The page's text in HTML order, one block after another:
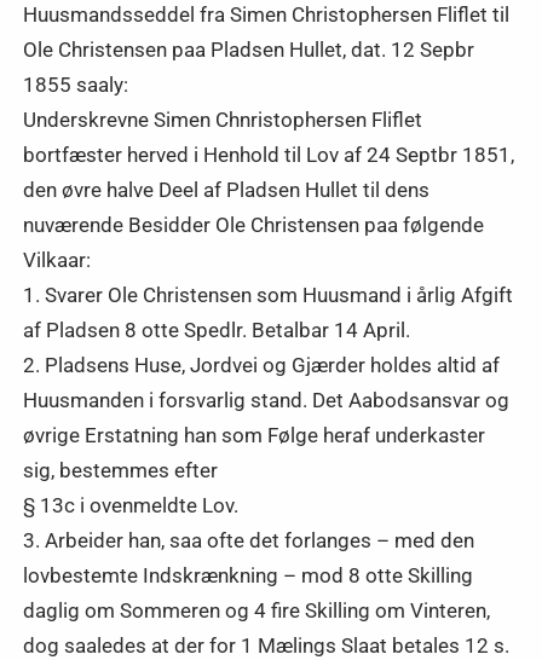
Huusmandsseddel fra Simen Christophersen Fliflet til
Ole Christensen paa Pladsen Hullet, dat. 12 Sepbr
1855 saaly:
Underskrevne Simen Chnristophersen Fliflet
bortfæster herved i Henhold til Lov af 24 Septbr 1851,
den øvre halve Deel af Pladsen Hullet til dens
nuværende Besidder Ole Christensen paa følgende
Vilkaar:
1. Svarer Ole Christensen som Huusmand i årlig Afgift
af Pladsen 8 otte Spedlr. Betalbar 14 April.
2. Pladsens Huse, Jordvei og Gjærder holdes altid af
Huusmanden i forsvarlig stand. Det Aabodsansvar og
øvrige Erstatning han som Følge heraf underkaster
sig, bestemmes efter
§ 13c i ovenmeldte Lov.
3. Arbeider han, saa ofte det forlanges – med den
lovbestemte Indskrænkning – mod 8 otte Skilling
daglig om Sommeren og 4 fire Skilling om Vinteren,
dog saaledes at der for 1 Mælings Slaat betales 12 s.